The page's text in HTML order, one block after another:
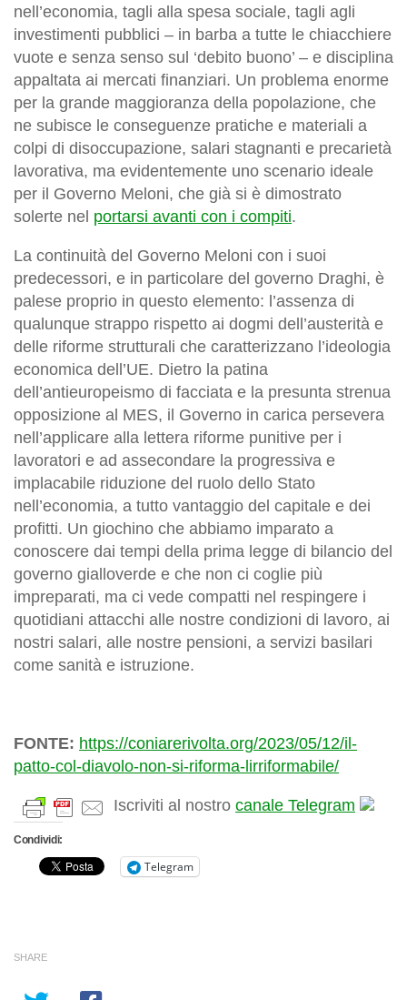
nell’economia, tagli alla spesa sociale, tagli agli
investimenti pubblici – in barba a tutte le chiacchiere
vuote e senza senso sul ‘debito buono’ – e disciplina
appaltata ai mercati finanziari. Un problema enorme
per la grande maggioranza della popolazione, che
ne subisce le conseguenze pratiche e materiali a
colpi di disoccupazione, salari stagnanti e precarietà
lavorativa, ma evidentemente uno scenario ideale
per il Governo Meloni, che già si è dimostrato
solerte nel portarsi avanti con i compiti.
La continuità del Governo Meloni con i suoi
predecessori, e in particolare del governo Draghi, è
palese proprio in questo elemento: l’assenza di
qualunque strappo rispetto ai dogmi dell’austerità e
delle riforme strutturali che caratterizzano l’ideologia
economica dell’UE. Dietro la patina
dell’antieuropeismo di facciata e la presunta strenua
opposizione al MES, il Governo in carica persevera
nell’applicare alla lettera riforme punitive per i
lavoratori e ad assecondare la progressiva e
implacabile riduzione del ruolo dello Stato
nell’economia, a tutto vantaggio del capitale e dei
profitti. Un giochino che abbiamo imparato a
conoscere dai tempi della prima legge di bilancio del
governo gialloverde e che non ci coglie più
impreparati, ma ci vede compatti nel respingere i
quotidiani attacchi alle nostre condizioni di lavoro, ai
nostri salari, alle nostre pensioni, a servizi basilari
come sanità e istruzione.
FONTE: https://coniarerivolta.org/2023/05/12/il-
patto-col-diavolo-non-si-riforma-lirriformabile/
Iscriviti al nostro canale Telegram
Condividi:
Telegram
SHARE